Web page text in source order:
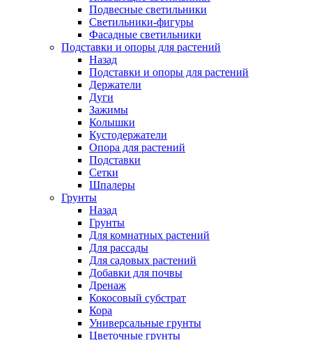
Подвесные светильники
Светильники-фигуры
Фасадные светильники
Подставки и опоры для растений
Назад
Подставки и опоры для растений
Держатели
Дуги
Зажимы
Колышки
Кустодержатели
Опора для растений
Подставки
Сетки
Шпалеры
Грунты
Назад
Грунты
Для комнатных растений
Для рассады
Для садовых растений
Добавки для почвы
Дренаж
Кокосовый субстрат
Кора
Универсальные грунты
Цветочные грунты